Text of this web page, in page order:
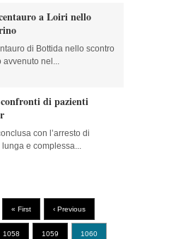
a Loiri nello
di Bottida nello scontro
avvenuto nel...
di pazienti
con l’arresto di
e complessa...
« First ‹ Previous
1058 1059 1060